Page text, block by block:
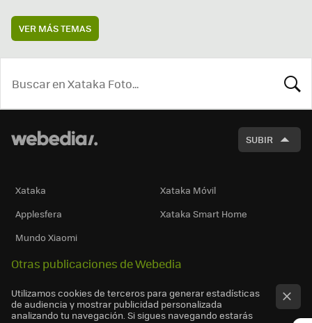
VER MÁS TEMAS
SUBIR
Xataka
Xataka Móvil
Applesfera
Xataka Smart Home
Mundo Xiaomi
Otras publicaciones de Webedia
Utilizamos cookies de terceros para generar estadísticas
de audiencia y mostrar publicidad personalizada
analizando tu navegación. Si sigues navegando estarás